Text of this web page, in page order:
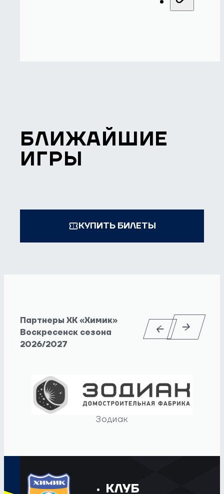
БЛИЖАЙШИЕ
ИГРЫ
КУПИТЬ БИЛЕТЫ
Партнеры ХК «Химик»
Воскресенск сезона
2026/2027
Зодиак
КЛУБ